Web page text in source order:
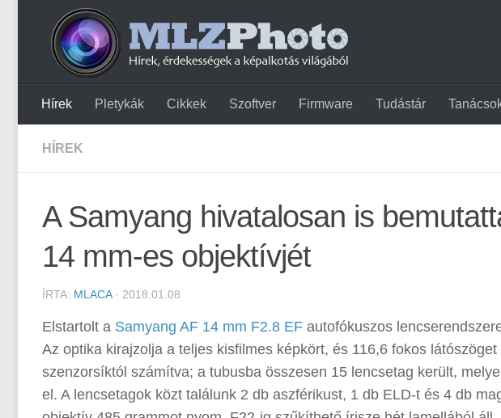
Hírek Pletykák Cikkek Szoftver Firmware Tudástár
HÍREK
A Samyang hivatalosan is
14 mm-es objektívjét
ÍRTA: MLACA· 2018.01.08
Elstartolt a Samyang AF 14 mm F2.8 EF autofókuszos
Az optika kirajzolja a teljes kisfilmes képkört, és 116,6 fokos
szenzorsíktól számítva; a tubusba összesen 15 lencsetag került,
el. A lencsetagok közt találunk 2 db aszférikust, 1 db ELD-t és 4 db